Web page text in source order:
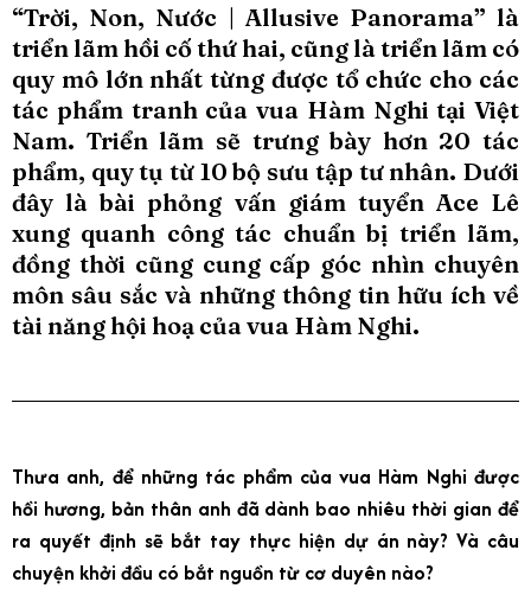
“Trời, Non, Nước | Allusive Panorama” là
triển lãm hồi cố thứ hai, cũng là triển lãm có
quy mô lớn nhất từng được tổ chức cho các
tác phẩm tranh của vua Hàm Nghi tại Việt
Nam. Triển lãm sẽ trưng bày hơn 20 tác
phẩm, quy tụ từ 10 bộ sưu tập tư nhân. Dưới
đây là bài phỏng vấn giám tuyển Ace Lê
xung quanh công tác chuẩn bị triển lãm,
đồng thời cũng cung cấp góc nhìn chuyên
môn sâu sắc và những thông tin hữu ích về
tài năng hội hoạ của vua Hàm Nghi.
Thưa anh, để những tác phẩm của vua Hàm Nghi được
hồi hương, bản thân anh đã dành bao nhiêu thời gian để
ra quyết định sẽ bắt tay thực hiện dự án này? Và câu
chuyện khởi đầu có bắt nguồn từ cơ duyên nào?